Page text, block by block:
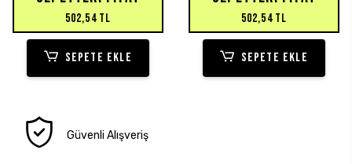
502,54 TL
SEPETE EKLE
502,54 TL
SEPETE EKLE
Güvenli Alışveriş